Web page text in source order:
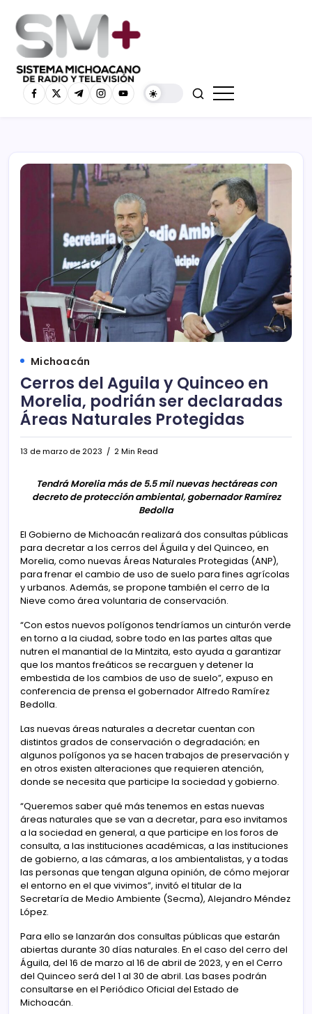
Michoacán
Cerros del Aguila y Quinceo en
Morelia, podrián ser declaradas
Áreas Naturales Protegidas
13 de marzo de 2023 2 Min Read
Tendrá Morelia más de 5.5 mil nuevas hectáreas con
decreto de protección ambiental, gobernador Ramírez
Bedolla
El Gobierno de Michoacán realizará dos consultas públicas
para decretar a los cerros del Águila y del Quinceo, en
Morelia, como nuevas Áreas Naturales Protegidas (ANP),
para frenar el cambio de uso de suelo para fines agrícolas
y urbanos. Además, se propone también el cerro de la
Nieve como área voluntaria de conservación.
“Con estos nuevos polígonos tendríamos un cinturón verde
en torno a la ciudad, sobre todo en las partes altas que
nutren el manantial de la Mintzita, esto ayuda a garantizar
que los mantos freáticos se recarguen y detener la
embestida de los cambios de uso de suelo”, expuso en
conferencia de prensa el gobernador Alfredo Ramírez
Bedolla.
Las nuevas áreas naturales a decretar cuentan con
distintos grados de conservación o degradación; en
algunos polígonos ya se hacen trabajos de preservación y
en otros existen alteraciones que requieren atención,
donde se necesita que participe la sociedad y gobierno.
“Queremos saber qué más tenemos en estas nuevas
áreas naturales que se van a decretar, para eso invitamos
a la sociedad en general, a que participe en los foros de
consulta, a las instituciones académicas, a las instituciones
de gobierno, a las cámaras, a los ambientalistas, y a todas
las personas que tengan alguna opinión, de cómo mejorar
el entorno en el que vivimos”, invitó el titular de la
Secretaría de Medio Ambiente (Secma), Alejandro Méndez
López.
Para ello se lanzarán dos consultas públicas que estarán
abiertas durante 30 días naturales. En el caso del cerro del
Águila, del 16 de marzo al 16 de abril de 2023, y en el Cerro
del Quinceo será del 1 al 30 de abril. Las bases podrán
consultarse en el Periódico Oficial del Estado de
Michoacán.